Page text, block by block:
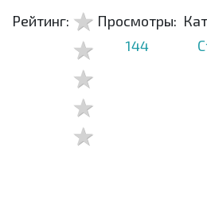
Рейтинг:
Просмотры:
144